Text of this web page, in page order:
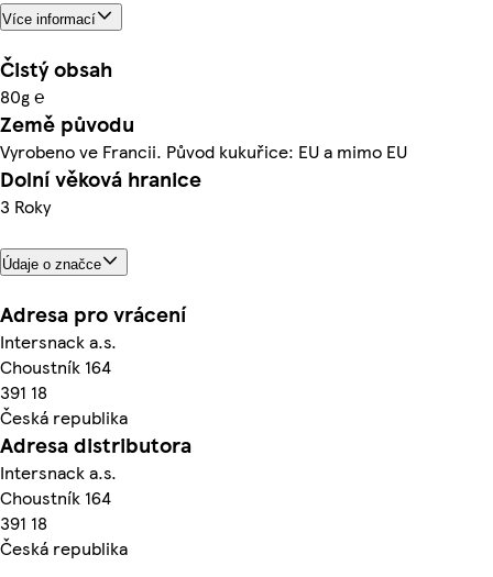
Více informací
Čistý obsah
80g ℮
Země původu
Vyrobeno ve Francii. Původ kukuřice: EU a mimo EU
Dolní věková hranice
3 Roky
Údaje o značce
Adresa pro vrácení
Intersnack a.s.
Choustník 164
391 18
Česká republika
Adresa distributora
Intersnack a.s.
Choustník 164
391 18
Česká republika